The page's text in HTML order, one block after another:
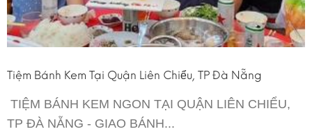
Tiệm Bánh Kem Tại Quận Liên Chiểu, TP Đà Nẵng
TIỆM BÁNH KEM NGON TẠI QUẬN LIÊN CHIỂU,
TP ĐÀ NẴNG - GIAO BÁNH...